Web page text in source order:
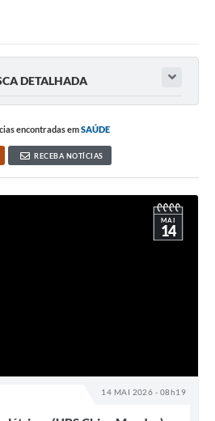
DETALHADA
encontradas emSAÚDE
RECEBA NOTÍCIAS
14 MAI 2026 - 08h19
MAI
14